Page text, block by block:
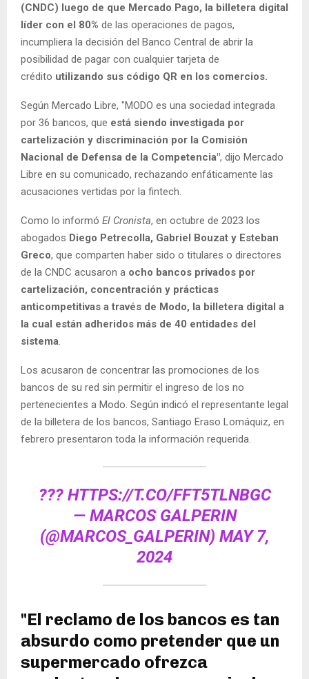
(CNDC) luego de que Mercado Pago, la billetera digital
líder con el 80% de las operaciones de pagos,
incumpliera la decisión del Banco Central de abrir la
posibilidad de pagar con cualquier tarjeta de
crédito utilizando sus código QR en los comercios.
Según Mercado Libre, "MODO es una sociedad integrada
por 36 bancos, que está siendo investigada por
cartelización y discriminación por la Comisión
Nacional de Defensa de la Competencia", dijo Mercado
Libre en su comunicado, rechazando enfáticamente las
acusaciones vertidas por la fintech.
Como lo informó El Cronista, en octubre de 2023 los
abogados Diego Petrecolla, Gabriel Bouzat y Esteban
Greco, que comparten haber sido o titulares o directores
de la CNDC acusaron a ocho bancos privados por
cartelización, concentración y prácticas
anticompetitivas a través de Modo, la billetera digital a
la cual están adheridos más de 40 entidades del
sistema
Los acusaron de concentrar las promociones de los
bancos de su red sin permitir el ingreso de los no
pertenecientes a Modo. Según indicó el representante legal
de la billetera de los bancos, Santiago Eraso Lomáquiz, en
febrero presentaron toda la información requerida.
??? HTTPS://T.CO/FFT5TLNBGC
— MARCOS GALPERIN
(@MARCOS_GALPERIN) MAY 7,
2024
"El reclamo de los bancos es tan
absurdo como pretender que un
supermercado ofrezca